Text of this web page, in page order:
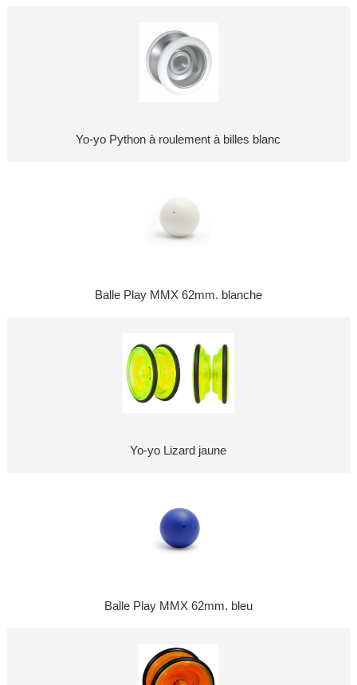
Yo-yo Python à roulement à billes blanc
Balle Play MMX 62mm. blanche
Yo-yo Lizard jaune
Balle Play MMX 62mm. bleu